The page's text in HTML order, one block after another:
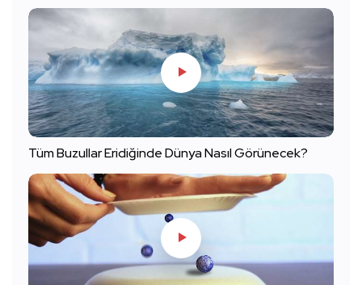
Tüm Buzullar Eridiğinde Dünya Nasıl Görünecek?